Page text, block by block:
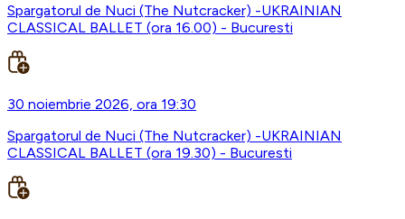
Spargatorul de Nuci (The Nutcracker) -UKRAINIAN
CLASSICAL BALLET (ora 16.00) - Bucuresti
30 noiembrie 2026, ora 19:30
Spargatorul de Nuci (The Nutcracker) -UKRAINIAN
CLASSICAL BALLET (ora 19.30) - Bucuresti